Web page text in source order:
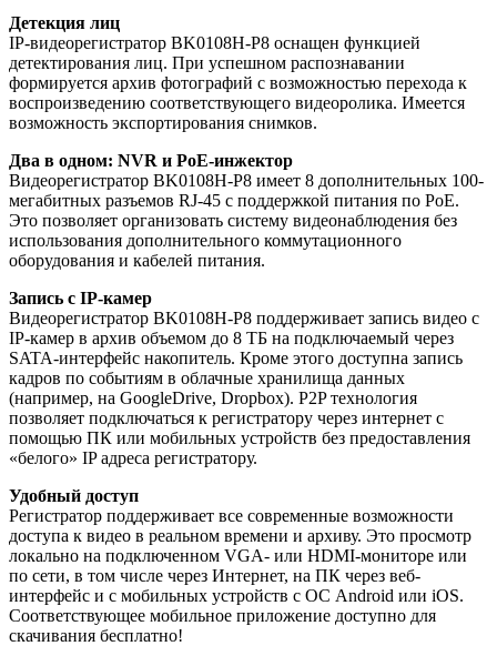
Детекция лиц
IP-видеорегистратор BK0108H-P8 оснащен функцией
детектирования лиц. При успешном распознавании
формируется архив фотографий с возможностью перехода к
воспроизведению соответствующего видеоролика. Имеется
возможность экспортирования снимков.
Два в одном: NVR и PoE-инжектор
Видеорегистратор BK0108H-P8 имеет 8 дополнительных 100-
мегабитных разъемов RJ-45 с поддержкой питания по PoE.
Это позволяет организовать систему видеонаблюдения без
использования дополнительного коммутационного
оборудования и кабелей питания.
Запись с IP-камер
Видеорегистратор BK0108H-P8 поддерживает запись видео с
IP-камер в архив объемом до 8 ТБ на подключаемый через
SATA-интерфейс накопитель. Кроме этого доступна запись
кадров по событиям в облачные хранилища данных
(например, на GoogleDrive, Dropbox). P2P технология
позволяет подключаться к регистратору через интернет с
помощью ПК или мобильных устройств без предоставления
«белого» IP адреса регистратору.
Удобный доступ
Регистратор поддерживает все современные возможности
доступа к видео в реальном времени и архиву. Это просмотр
локально на подключенном VGA- или HDMI-мониторе или
по сети, в том числе через Интернет, на ПК через веб-
интерфейс и с мобильных устройств с ОС Android или iOS.
Соответствующее мобильное приложение доступно для
скачивания бесплатно!